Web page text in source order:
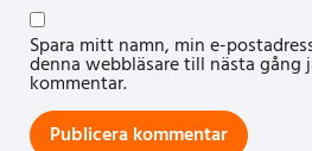
Spara mitt namn, min e-
denna webbläsare till nästa gång
kommentar.